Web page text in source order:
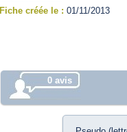
Fiche créée le : 01/11/2013
0 avis